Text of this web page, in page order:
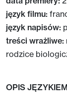
język filmu:
język napisów:
treści wrażliwe:
rodzice
OPIS